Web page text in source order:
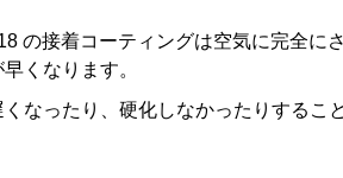
の接着コーティングは空気に完全に
くなります。
なったり、硬化しなかったりするこ